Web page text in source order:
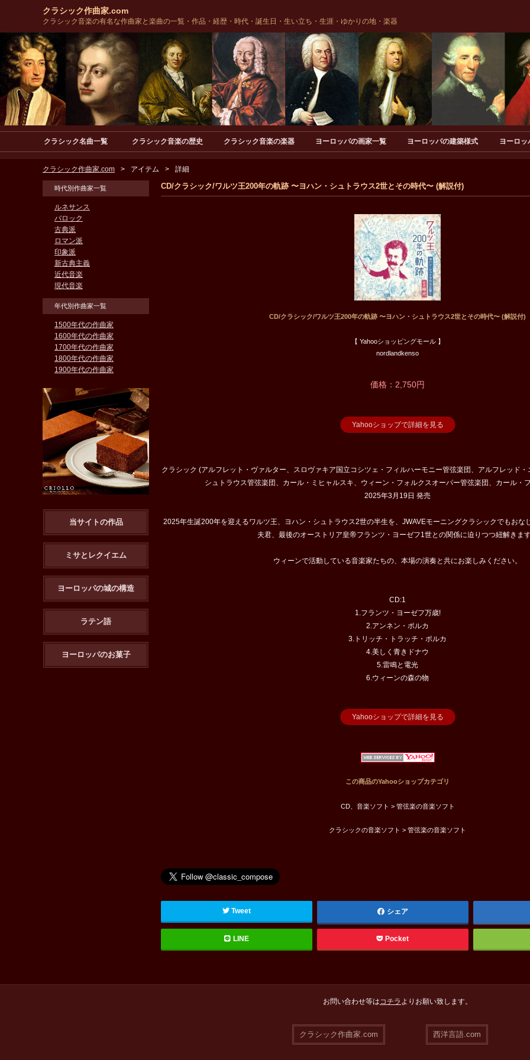
クラシック作曲家.com
クラシック音楽の有名な作曲家と楽曲の一覧・作品・経歴・時代・誕生日・生い立ち・生涯・ゆかりの地・楽器
クラシック名曲一覧 クラシック音楽の歴史 クラシック音楽の楽器 ヨーロッパの画家一覧 ヨーロッパの建築様式 ヨーロッ
クラシック作曲家.com アイテム 詳細
CD/クラシック/ワルツ王200年の軌跡 〜ヨハン・シュトラウス2世とその時代〜 (解説付)
CD/クラシック/ワルツ王200年の軌跡 〜ヨハン・シュトラウス2世とその時代〜 (解説付)
【 Yahooショッピングモール 】
nordlandkenso
価格：2,750円
Yahooショップで詳細を見る
クラシック (アルフレット・ヴァルター、スロヴァキア国立コシツェ・フィルハーモニー管弦楽団、アルフレッド
シュトラウス管弦楽団、カール・ミヒャルスキ、ウィーン・フォルクスオーパー管弦楽団、カール・
2025年3月19日 発売
2025年生誕200年を迎えるワルツ王、ヨハン・シュトラウス2世の半生を、JWAVEモーニングクラシックでもおな
夫君、最後のオーストリア皇帝フランツ・ヨーゼフ1世との関係に迫りつつ紐解きま
ウィーンで活動している音楽家たちの、本場の演奏と共にお楽しみください。
CD:1
1.フランツ・ヨーゼフ万歳!
2.アンネン・ポルカ
3.トリッチ・トラッチ・ポルカ
4.美しく青きドナウ
5.雷鳴と電光
6.ウィーンの森の物
Yahooショップで詳細を見る
この商品のYahooショップカテゴリ
CD、音楽ソフト > 管弦楽の音楽ソフト
クラシックの音楽ソフト > 管弦楽の音楽ソフト
Tweet シェア
LINE Pocket
時代別作曲家一覧
ルネサンス
バロック
古典派
ロマン派
印象派
新古典主義
近代音楽
現代音楽
年代別作曲家一覧
1500年代の作曲家
1600年代の作曲家
1700年代の作曲家
1800年代の作曲家
1900年代の作曲家
当サイトの作品
ミサとレクイエム
ヨーロッパの城の構造
ラテン語
ヨーロッパのお菓子
お問い合わせ等は コチラ よりお願い致します。
クラシック作曲家.com 西洋言語.com